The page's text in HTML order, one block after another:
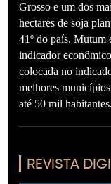
Grosso e um dos
hectares de soja
41º do país. Mutum
indicador
colocada no
melhores
até 50 mil habitantes.
REVISTA